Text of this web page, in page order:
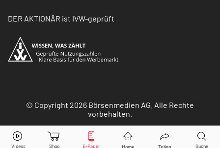
DER AKTIONÄR ist IVW-geprüft
© Copyright 2026 Börsenmedien AG. Alle Rechte
vorbehalten.